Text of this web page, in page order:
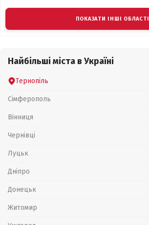
ПОКАЗАТИ ІНШІ ОБЛАСТІ
Найбільші міста в Україні
Тернопіль
Сімферополь
Вінниця
Чернівці
Луцьк
Дніпро
Донецьк
Житомир